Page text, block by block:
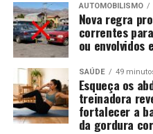
AUTOMOBILISMO
Nova regra
correntes
ou envolvidos
SAÚDE 49
Esqueça os
treinadora
fortalecer a
da gordura